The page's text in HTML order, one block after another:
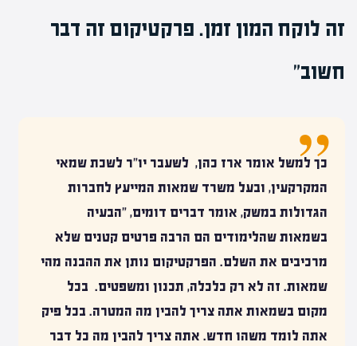
זה לוקח המון זמן. פרקטיקום זה דבר
חשוב"
כך למשל אומר ארז כהן, לשעבר יו"ר לשכת שמאי
המקרקעין, ובעל משרד שמאות המייעץ לחברות
הגדולות במשק, אומר דברים דומים, "הבעיה
בשמאות שהלימודים הם הרבה פרטים קטנים שלא
מרכיבים את השלם. הפרקטיקום נותן את ההבנה מהי
שמאות. זה לא רק כלכלה, תכנון ומשפטים. בכל
מקום בשמאות אתה צריך להבין מה המטרה. בכל פיק
אתה לומד משהו חדש. אתה צריך להבין מה כל דבר